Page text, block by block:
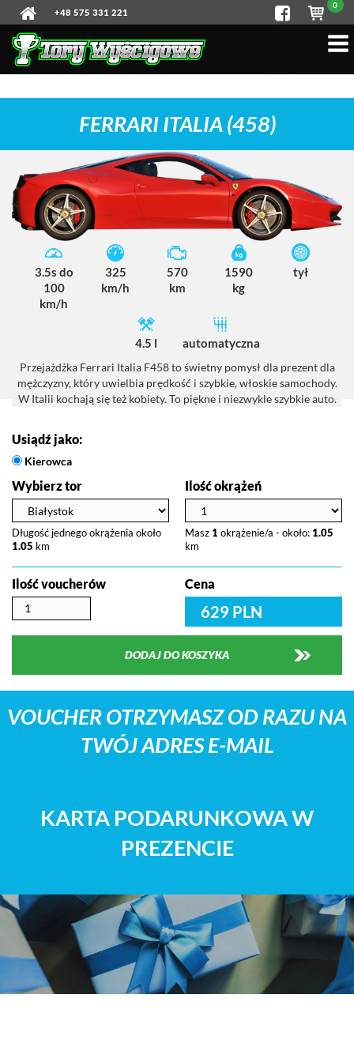
+48 575 331 221
0
FERRARI ITALIA (458)
3.5s do
100
km/h
325
km/h
570
km
1590
kg
tył
4.5 l
automatyczna
Przejażdżka Ferrari Italia F458 to świetny pomysł dla prezent dla
mężczyzny, który uwielbia prędkość i szybkie, włoskie samochody.
W Italii kochają się też kobiety. To piękne i niezwykle szybkie auto.
Usiądź jako:
Kierowca
Wybierz tor
Długość jednego okrążenia około
1.05 km
Ilość okrążeń
Masz 1 okrążenie/a - około: 1.05
km
Ilość voucherów Cena
629 PLN
DODAJ DO KOSZYKA
VOUCHER OTRZYMASZ OD RAZU NA
TWÓJ ADRES E-MAIL
KARTA PODARUNKOWA W
PREZENCIE